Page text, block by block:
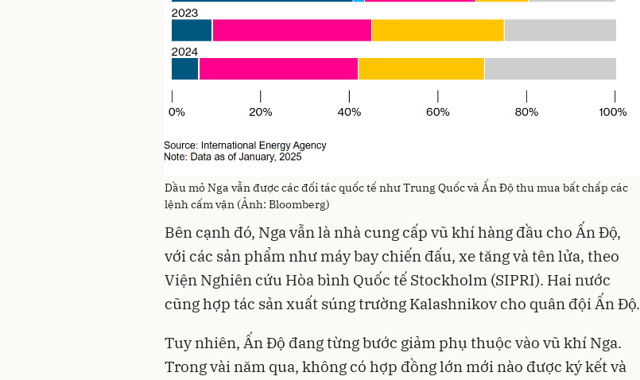
Dầu mỏ Nga vẫn được các đối tác quốc tế như Trung Quốc và Ấn Độ thu mua bất chấp các
lệnh cấm vận (Ảnh: Bloomberg)
Bên cạnh đó, Nga vẫn là nhà cung cấp vũ khí hàng đầu cho Ấn Độ,
với các sản phẩm như máy bay chiến đấu, xe tăng và tên lửa, theo
Viện Nghiên cứu Hòa bình Quốc tế Stockholm (SIPRI). Hai nước
cũng hợp tác sản xuất súng trường Kalashnikov cho quân đội Ấn Độ.
Tuy nhiên, Ấn Độ đang từng bước giảm phụ thuộc vào vũ khí Nga.
Trong vài năm qua, không có hợp đồng lớn mới nào được ký kết và